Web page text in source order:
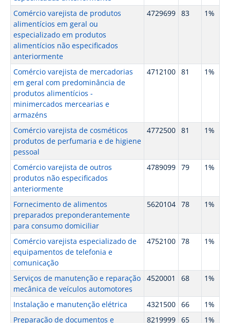
Comércio varejista de produtos
alimentícios em geral ou
especializado em produtos
alimentícios não especificados
anteriormente
4729699 83 1%
Comércio varejista de mercadorias
em geral com predominância de
produtos alimentícios -
minimercados mercearias e
armazéns
4712100 81 1%
Comércio varejista de cosméticos
produtos de perfumaria e de higiene
pessoal
4772500 81 1%
Comércio varejista de outros
produtos não especificados
anteriormente
4789099 79 1%
Fornecimento de alimentos
preparados preponderantemente
para consumo domiciliar
5620104 78 1%
Comércio varejista especializado de
equipamentos de telefonia e
comunicação
4752100 78 1%
Serviços de manutenção e reparação
mecânica de veículos automotores
4520001 68 1%
Instalação e manutenção elétrica 4321500 66
1%
Preparação de documentos e
8219999 65 1%